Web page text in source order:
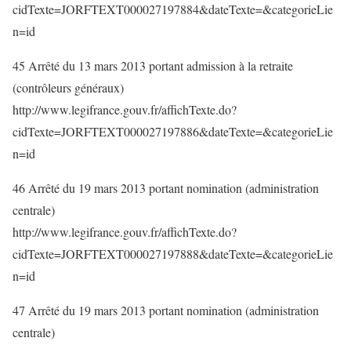
cidTexte=JORFTEXT000027197884&dateTexte=&categorieLie
n=id
45 Arrêté du 13 mars 2013 portant admission à la retraite
(contrôleurs généraux)
http://www.legifrance.gouv.fr/affichTexte.do?
cidTexte=JORFTEXT000027197886&dateTexte=&categorieLie
n=id
46 Arrêté du 19 mars 2013 portant nomination (administration
centrale)
http://www.legifrance.gouv.fr/affichTexte.do?
cidTexte=JORFTEXT000027197888&dateTexte=&categorieLie
n=id
47 Arrêté du 19 mars 2013 portant nomination (administration
centrale)